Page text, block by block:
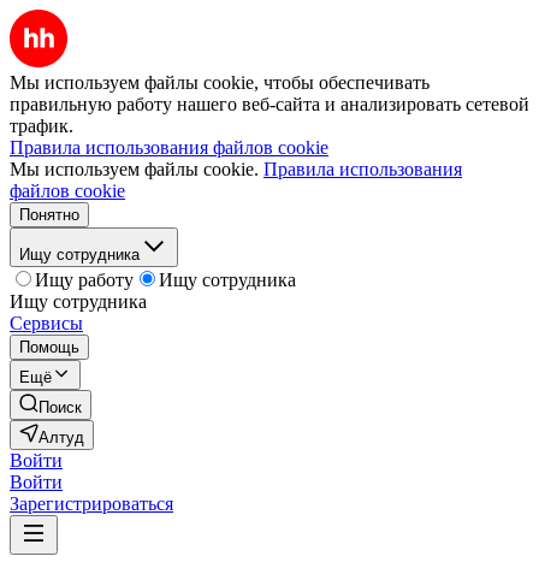
Мы используем файлы cookie, чтобы обеспечивать
правильную работу нашего веб-сайта и анализировать сетевой
трафик.
Правила использования файлов cookie
Мы используем файлы cookie. Правила использования
файлов cookie
Понятно
Ищу сотрудника
Ищу работу
Ищу сотрудника
Ищу сотрудника
Сервисы
Помощь
Ещё
Поиск
Алтуд
Войти
Войти
Зарегистрироваться